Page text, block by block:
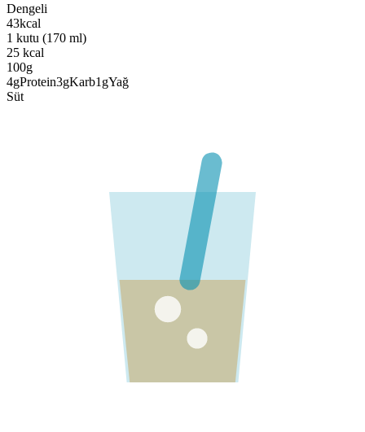
Dengeli
43kcal
1 kutu (170 ml)
25 kcal
100g
4gProtein3gKarb1 gYağ
Süt